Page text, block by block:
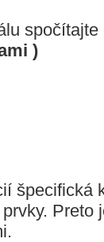
)
špecifická
Preto